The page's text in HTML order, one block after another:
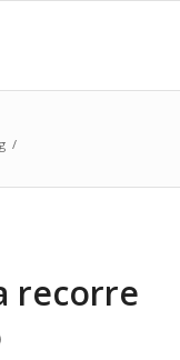
/
recorre